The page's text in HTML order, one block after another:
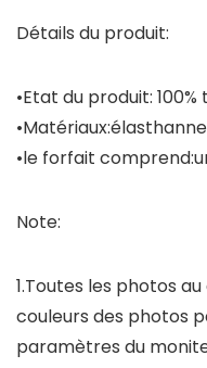
Détails du produit:
•Etat du produit:
•le forfait
Note:
1.Toutes les photos
couleurs des photos
paramètres du